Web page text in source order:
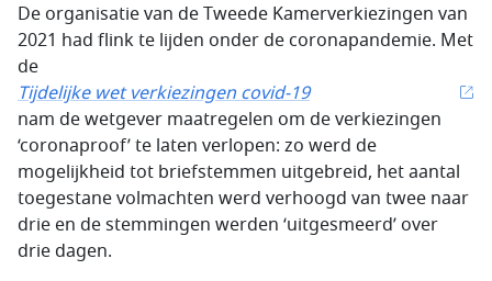
De organisatie van de Tweede Kamerverkiezingen van
2021 had flink te lijden onder de coronapandemie. Met
de
Tijdelijke wet verkiezingen covid-19
nam de wetgever maatregelen om de verkiezingen
‘coronaproof’ te laten verlopen: zo werd de
mogelijkheid tot briefstemmen uitgebreid, het aantal
toegestane volmachten werd verhoogd van twee naar
drie en de stemmingen werden ‘uitgesmeerd’ over
drie dagen.